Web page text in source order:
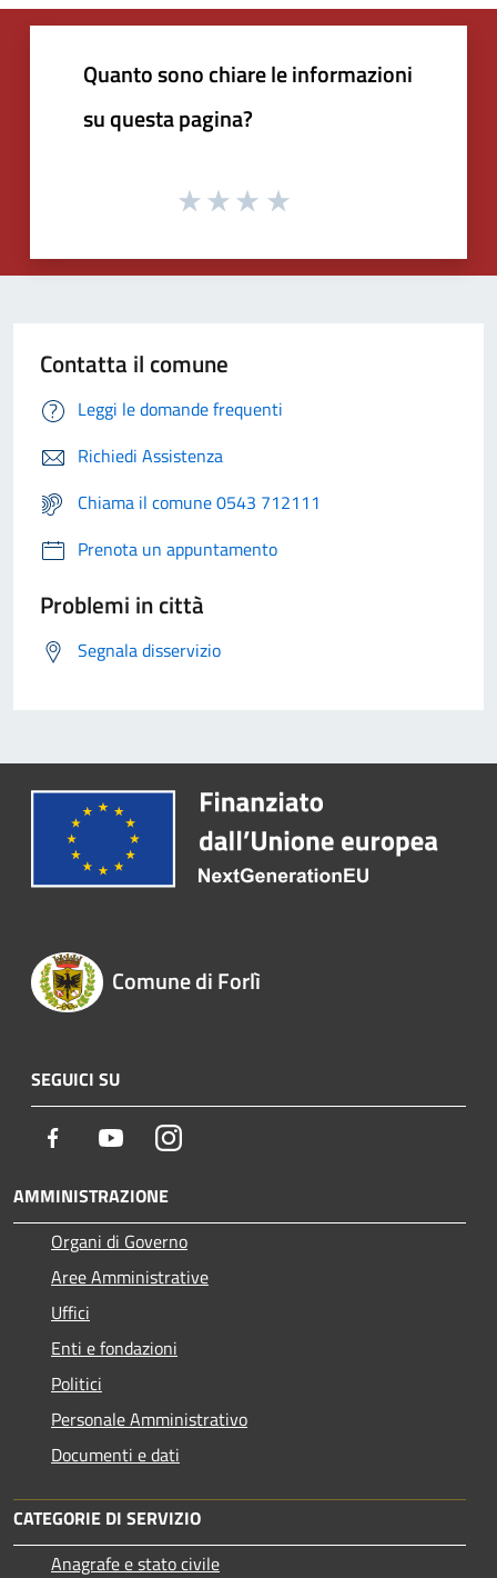
Quanto sono chiare le informazioni
su questa pagina?
Contatta il comune
Leggi le domande frequenti
Richiedi Assistenza
Chiama il comune 0543 712111
Prenota un appuntamento
Problemi in città
Segnala disservizio
Comune di Forlì
SEGUICI SU
Facebook YoutubeInstagram
AMMINISTRAZIONE
Organi di Governo
Aree Amministrative
Uffici
Enti e fondazioni
Politici
Personale Amministrativo
Documenti e dati
CATEGORIE DI SERVIZIO
Anagrafe e stato civile